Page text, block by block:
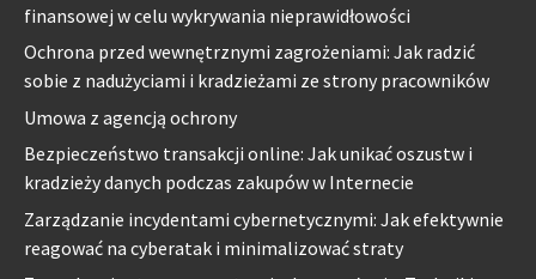
finansowej w celu wykrywania nieprawidłowości
Ochrona przed wewnętrznymi zagrożeniami: Jak radzić
sobie z nadużyciami i kradzieżami ze strony pracowników
Umowa z agencją ochrony
Bezpieczeństwo transakcji online: Jak unikać oszustw i
kradzieży danych podczas zakupów w Internecie
Zarządzanie incydentami cybernetycznymi: Jak efektywnie
reagować na cyberatak i minimalizować straty